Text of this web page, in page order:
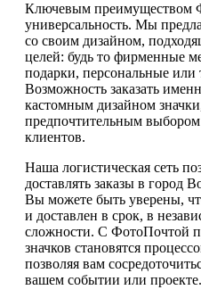
Ключевым преимуществом
универсальность. Мы
со своим дизайном,
целей: будь то фирменные
подарки, персональные или
Возможность заказать
кастомным дизайном
предпочтительным
клиентов.
Наша логистическая сеть
доставлять заказы в город
Вы можете быть уверены,
и доставлен в срок, в
сложности. С ФотоПочтой
значков становятся
позволяя вам
вашем событии или проекте.